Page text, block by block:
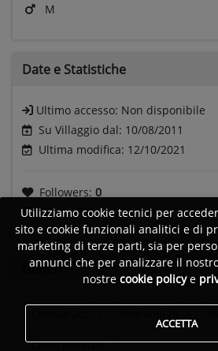
M
Date e Statistiche
Ultimo accesso: Non disponibile
Su Villaggio dal: 10/08/2011
Ultima modifica: 12/10/2021
Followers: 0
Visite:700
Generi
Canto popolare
Utilizziamo cookie tecnici per
sito e cookie funzionali analitici e di
marketing di terze parti, sia per
annunci che per analizzare il
nostre cookie policye
ACCETTA